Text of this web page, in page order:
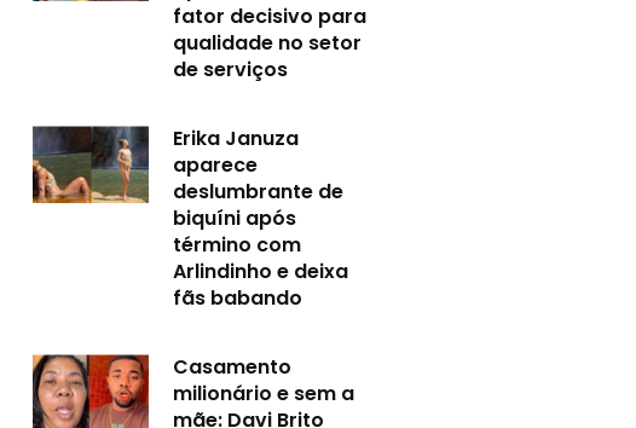
fator decisivo para
qualidade no setor
de serviços
Erika Januza
aparece
deslumbrante de
biquíni após
término com
Arlindinho e deixa
fãs babando
Casamento
milionário e sem a
mãe: Davi Brito